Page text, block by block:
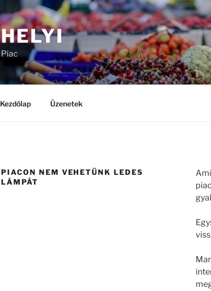
HELYI
Piac
Kezdőlap Üzenetek
PIACON NEM VEHETÜNK LEDES
LÁMPÁT